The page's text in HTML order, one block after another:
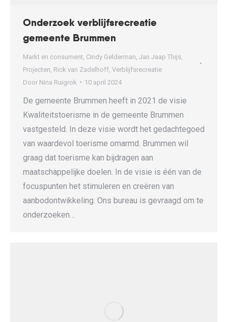
Onderzoek verblijfsrecreatie
gemeente Brummen
Markt en consument Cindy Gelderman Jan Jaap Thijs
Projecten Rick van Zadelhoff Verblijfsrecreatie
Door Nina Ruigrok 10 april 2024
De gemeente Brummen heeft in 2021 de visie
Kwaliteitstoerisme in de gemeente Brummen
vastgesteld. In deze visie wordt het gedachtegoed
van waardevol toerisme omarmd. Brummen wil
graag dat toerisme kan bijdragen aan
maatschappelijke doelen. In de visie is één van de
focuspunten het stimuleren en creëren van
aanbodontwikkeling. Ons bureau is gevraagd om te
onderzoeken…